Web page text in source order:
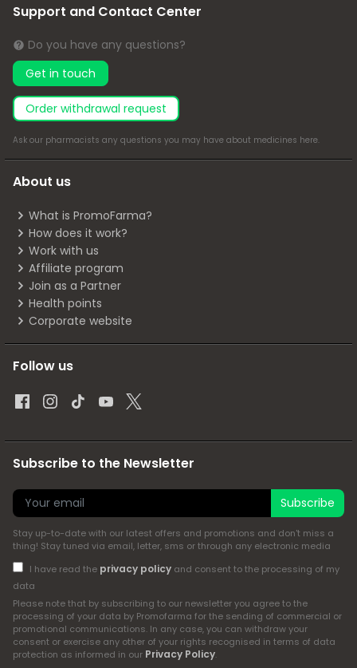
Support and Contact Center
Do you have any questions?
Get in touch
Order withdrawal request
Ask our pharmacists any questions you may have about medicines here.
About us
What is PromoFarma?
How does it work?
Work with us
Affiliate program
Join as a Partner
Health points
Corporate website
Follow us
Subscribe to the Newsletter
Subscribe
Stay up-to-date with our latest offers and promotions and don't miss a
thing! Stay tuned via email, letter, sms or through any electronic media
I have read the privacy policyand consent to the processing of my
data
Please note that by subscribing to our newsletter you agree to the
processing of your data by Promofarma for the sending of commercial or
promotional communications. In any case, you can withdraw your
consent or exercise any other of your rights recognised in terms of data
protection as informed in our Privacy Policy.